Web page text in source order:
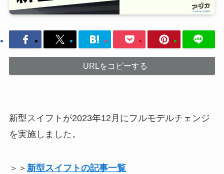
URLをコピーする
新型スイフトが2023年12月にフルモデルチェンジ
を実施しました。
＞＞ 新型スイフトの記事一覧